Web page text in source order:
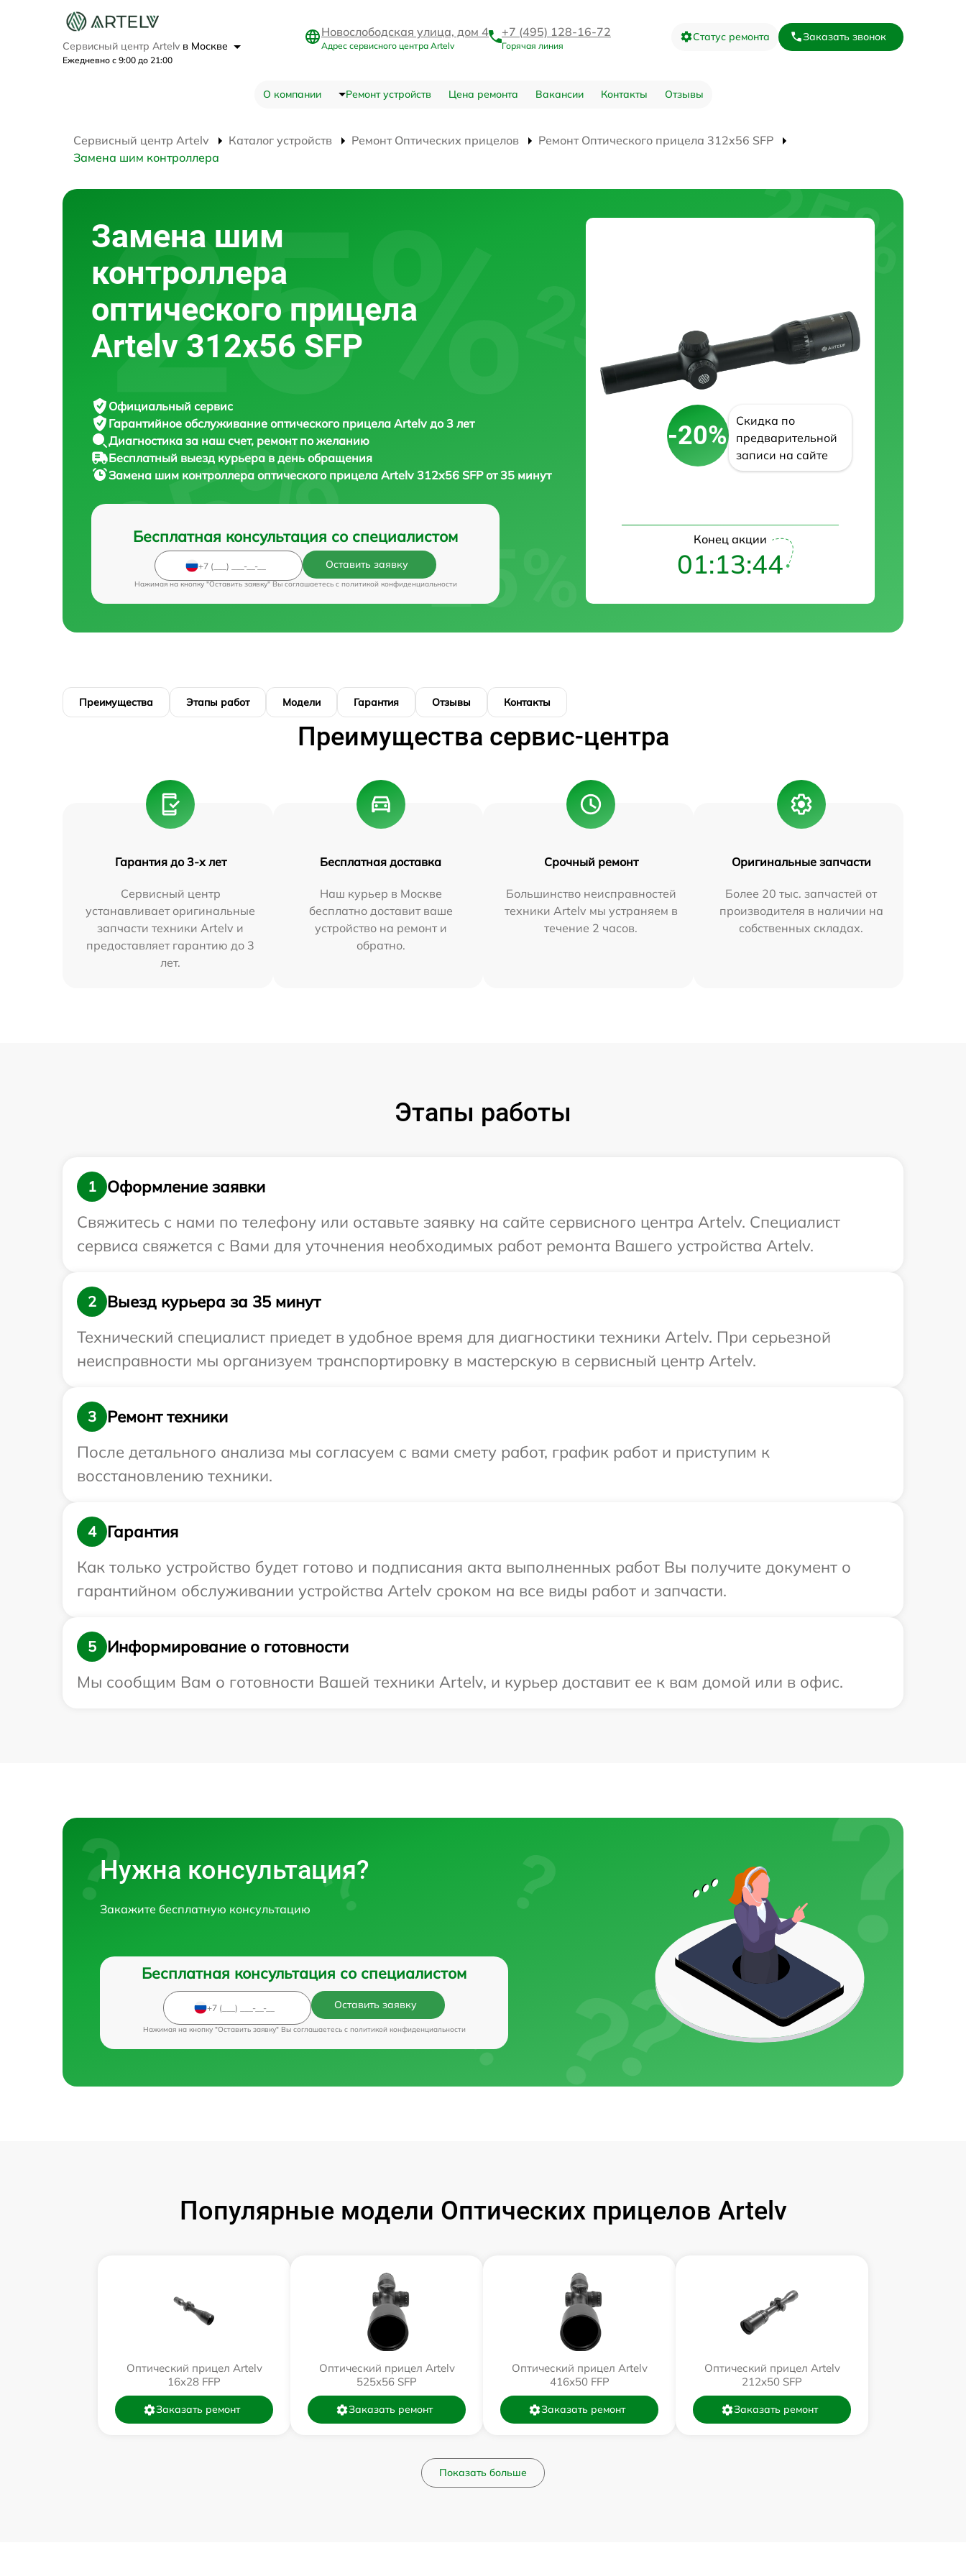
Сервисный центр Artelv в Москве
Ежедневно с 9:00 до 21:00
Новослободская улица, дом 4
Адрес сервисного центра Artelv
+7 (495) 128-16-72
Горячая линия
Статус ремонта Заказать звонок
О компании Ремонт устройств Цена ремонта Вакансии Контакты Отзывы
Сервисный центр Artelv Каталог устройств Ремонт Оптических прицелов
Ремонт Оптического прицела 312x56 SFP
Замена шим контроллера
Замена шим
контроллера
оптического прицела
Artelv 312x56 SFP
Официальный сервис
Гарантийное обслуживание оптического прицела Artelv до 3 лет
Диагностика за наш счет, ремонт по желанию
Бесплатный выезд курьера в день обращения
Замена шим контроллера оптического прицела Artelv 312x56 SFP от 35 минут
Бесплатная консультация со специалистом
Оставить заявку
Нажимая на кнопку "Оставить заявку" Вы соглашаетесь c политикой конфиденциальности
-20%
Скидка по
предварительной
записи на сайте
Конец акции
01:13:43
Преимущества Этапы работ Модели Гарантия Отзывы Контакты
Преимущества сервис-центра
Гарантия до 3-х лет
Сервисный центр
устанавливает оригинальные
запчасти техники Artelv и
предоставляет гарантию до 3
лет.
Бесплатная доставка
Наш курьер в Москве
бесплатно доставит ваше
устройство на ремонт и
обратно.
Срочный ремонт
Большинство неисправностей
техники Artelv мы устраняем в
течение 2 часов.
Оригинальные запчасти
Более 20 тыс. запчастей от
производителя в наличии на
собственных складах.
Этапы работы
1
Оформление заявки
Свяжитесь с нами по телефону или оставьте заявку на сайте сервисного центра Artelv. Специалист
сервиса свяжется с Вами для уточнения необходимых работ ремонта Вашего устройства Artelv.
2
Выезд курьера за 35 минут
Технический специалист приедет в удобное время для диагностики техники Artelv. При серьезной
неисправности мы организуем транспортировку в мастерскую в сервисный центр Artelv.
3
Ремонт техники
После детального анализа мы согласуем с вами смету работ, график работ и приступим к
восстановлению техники.
4
Гарантия
Как только устройство будет готово и подписания акта выполненных работ Вы получите документ о
гарантийном обслуживании устройства Artelv сроком на все виды работ и запчасти.
5
Информирование о готовности
Мы сообщим Вам о готовности Вашей техники Artelv, и курьер доставит ее к вам домой или в офис.
Нужна консультация?
Закажите бесплатную консультацию
Бесплатная консультация со специалистом
Оставить заявку
Нажимая на кнопку "Оставить заявку" Вы соглашаетесь c политикой конфиденциальности
Популярные модели Оптических прицелов Artelv
Оптический прицел Artelv
16x28 FFP
Заказать ремонт
Оптический прицел Artelv
525x56 SFP
Заказать ремонт
Оптический прицел Artelv
416x50 FFP
Заказать ремонт
Оптический прицел Artelv
212x50 SFP
Заказать ремонт
Показать больше